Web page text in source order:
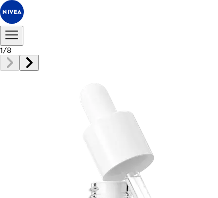
1/8